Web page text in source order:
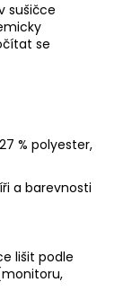
sušičce
se
% polyester,
a barevnosti
lišit podle